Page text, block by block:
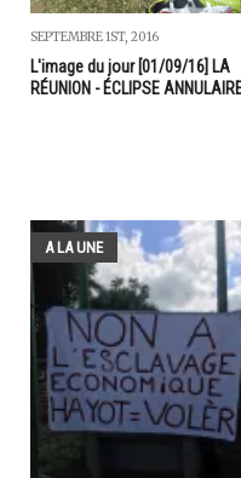
SEPTEMBRE 1ST, 2016
L'image du jour [01/09/16] LA
RÉUNION - ÉCLIPSE
A LA UNE